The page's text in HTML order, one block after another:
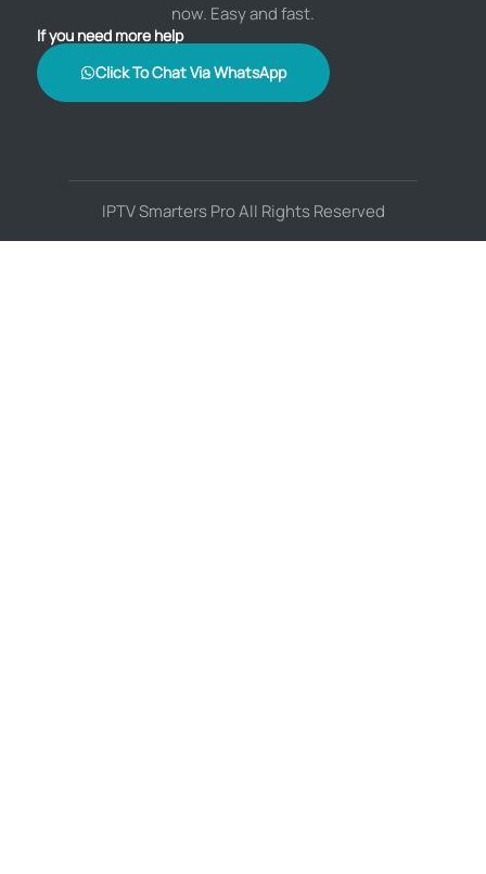
now. Easy and fast.
If you need more help
Click To Chat Via WhatsApp
IPTV Smarters Pro All Rights Reserved